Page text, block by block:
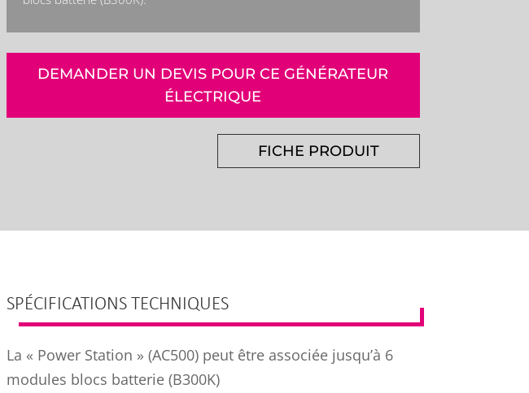
DEMANDER UN DEVIS POUR CE GÉNÉRATEUR
ÉLECTRIQUE
FICHE PRODUIT
SPÉCIFICATIONS TECHNIQUES
La « Power Station » (AC500) peut être associée jusqu’à 6
modules blocs batterie (B300K)